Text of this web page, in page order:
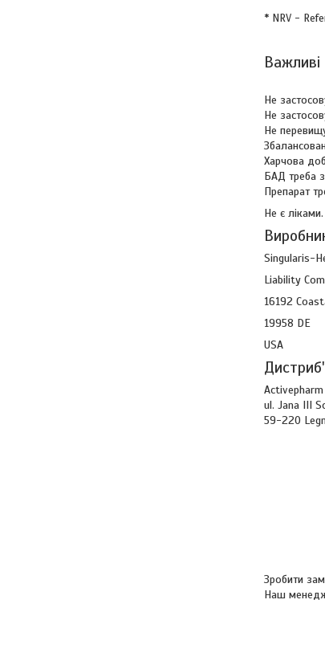
* NRV -
Не
Не
Не
Харчова
БАД треба
Препарат
Не є
Singularis-
Liability
16192
19958 DE
USA
ul. Jana III
59-220
Зробити
Наш